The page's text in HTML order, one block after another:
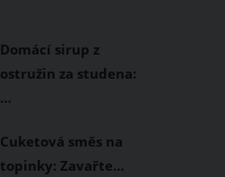
Domácí sirup z
ostružin za studena:
…
Cuketová směs na
topinky: Zavařte…